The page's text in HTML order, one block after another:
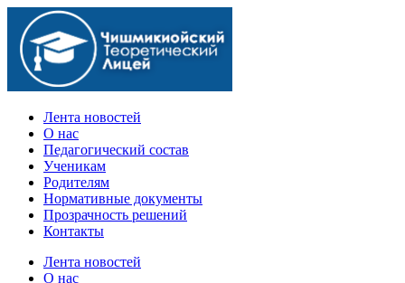
Официальный сайт учебного заведения
Лента новостей
О нас
Педагогический состав
Ученикам
Родителям
Нормативные документы
Прозрачность решений
Контакты
Лента новостей
О нас